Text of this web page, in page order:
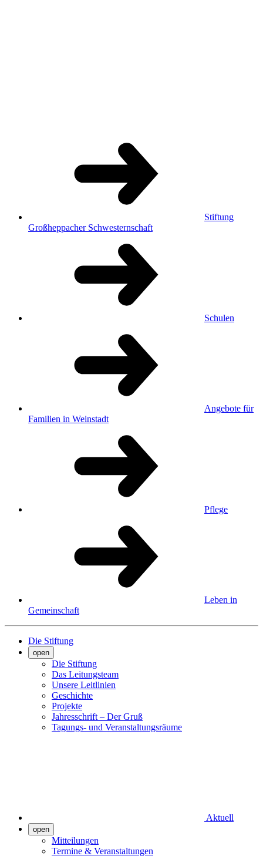
Stiftung
Großheppacher Schwesternschaft
Schulen
Angebote für
Familien in Weinstadt
Pflege
Leben in
Gemeinschaft
Die Stiftung
open
Die Stiftung
Das Leitungsteam
Unsere Leitlinien
Geschichte
Projekte
Jahresschrift – Der Gruß
Tagungs- und Veranstaltungsräume
Aktuell
open
Mitteilungen
Termine & Veranstaltungen